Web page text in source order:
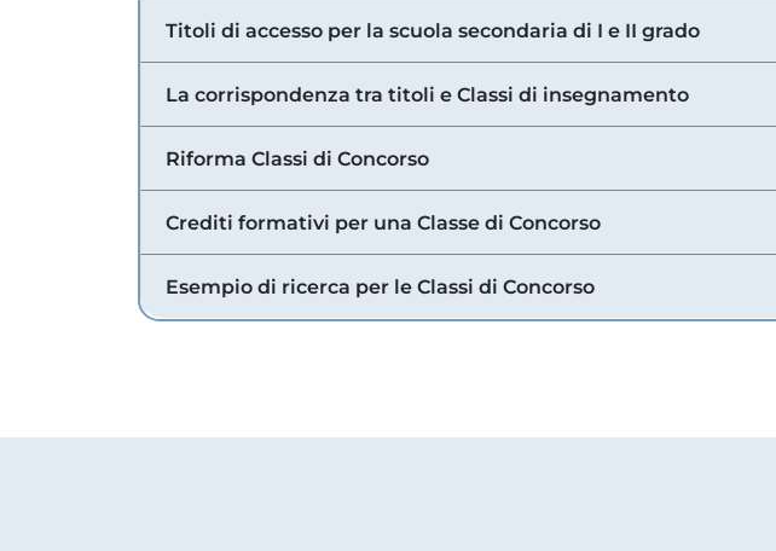
Titoli di accesso per la scuola secondaria di I e II grado
La corrispondenza tra titoli e Classi di insegnamento
Riforma Classi di Concorso
Crediti formativi per una Classe di Concorso
Esempio di ricerca per le Classi di Concorso